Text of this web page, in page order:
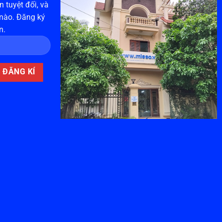
tuyệt đối, và
Đăng ký